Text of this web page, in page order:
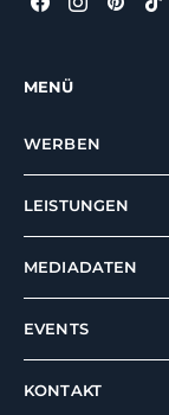
MENÜ
WERBEN
LEISTUNGEN
MEDIADATEN
EVENTS
KONTAKT